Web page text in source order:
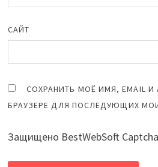
САЙТ
СОХРАНИТЬ МОЁ ИМЯ, EMAIL
БРАУЗЕРЕ ДЛЯ ПОСЛЕДУЮЩИХ
Защищено BestWebSoft Captcha